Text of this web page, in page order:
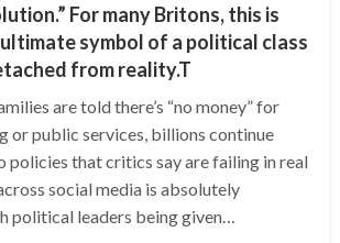
For many Britons, this is
symbol of a political class
from reality.T
are told there’s “no money” for
or public services, billions continue
policies that critics say are failing in real
social media is absolutely
political leaders being given…